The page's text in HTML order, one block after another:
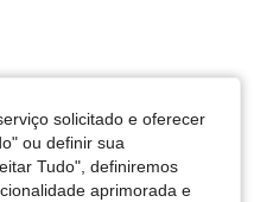
solicitado e oferecer
ou definir sua
Tudo", definiremos
aprimorada e